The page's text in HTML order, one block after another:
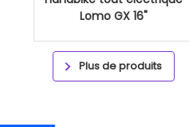
Lomo GX 16"
Plus de produits